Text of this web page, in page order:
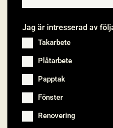
Jag är intresserad av
Takarbete
Plåtarbete
Papptak
Fönster
Renovering